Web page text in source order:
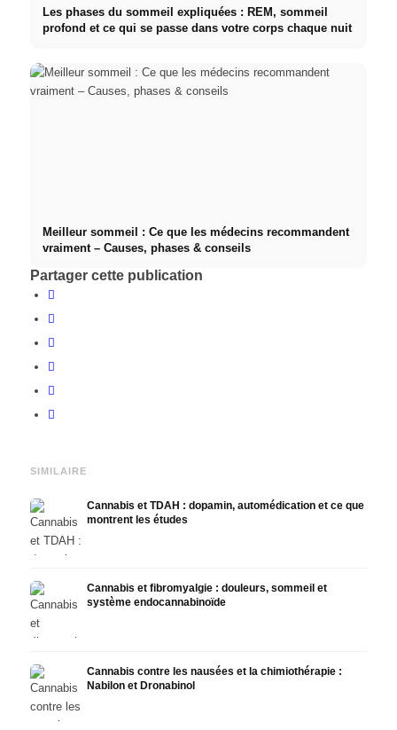
Les phases du sommeil expliquées : REM, sommeil
profond et ce qui se passe dans votre corps chaque nuit
Meilleur sommeil : Ce que les médecins recommandent
vraiment – Causes, phases & conseils
Partager cette publication
SIMILAIRE
Cannabis et TDAH : dopamin, automédication et ce que
montrent les études
Cannabis et fibromyalgie : douleurs, sommeil et
système endocannabinoïde
Cannabis contre les nausées et la chimiothérapie :
Nabilon et Dronabinol